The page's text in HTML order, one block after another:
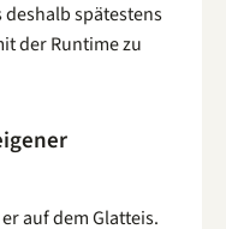
spätestens
der Runtime zu
auf dem Glatteis.